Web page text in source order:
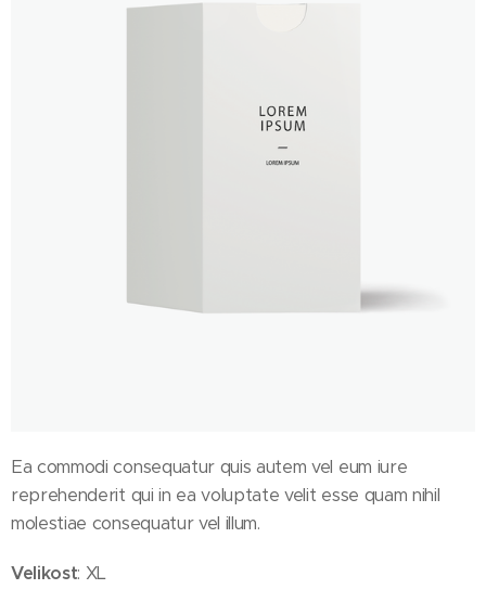
Ea commodi consequatur quis autem vel eum iure
reprehenderit qui in ea voluptate velit esse quam nihil
molestiae consequatur vel illum.
Velikost: XL